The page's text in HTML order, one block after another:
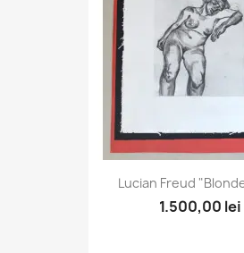
Lucian Freud
1.500,00 lei